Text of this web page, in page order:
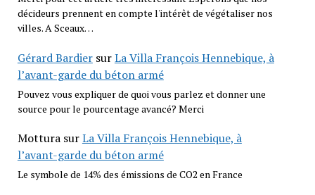
décideurs prennent en compte l'intérêt de végétaliser nos
villes. A Sceaux…
Gérard BardiersurLa Villa François Hennebique, à
l’avant-garde du béton armé
Pouvez vous expliquer de quoi vous parlez et donner une
source pour le pourcentage avancé? Merci
MotturasurLa Villa François Hennebique, à
l’avant-garde du béton armé
Le symbole de 14% des émissions de CO2 en France